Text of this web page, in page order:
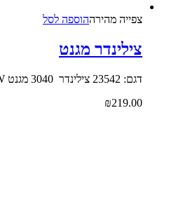
צפייה‬ ‫מהירה‬הוספה לסל
צילינדר מגנט
דגם: 23542 צילינדר 3040 מגנט LED 5W.
₪219.00